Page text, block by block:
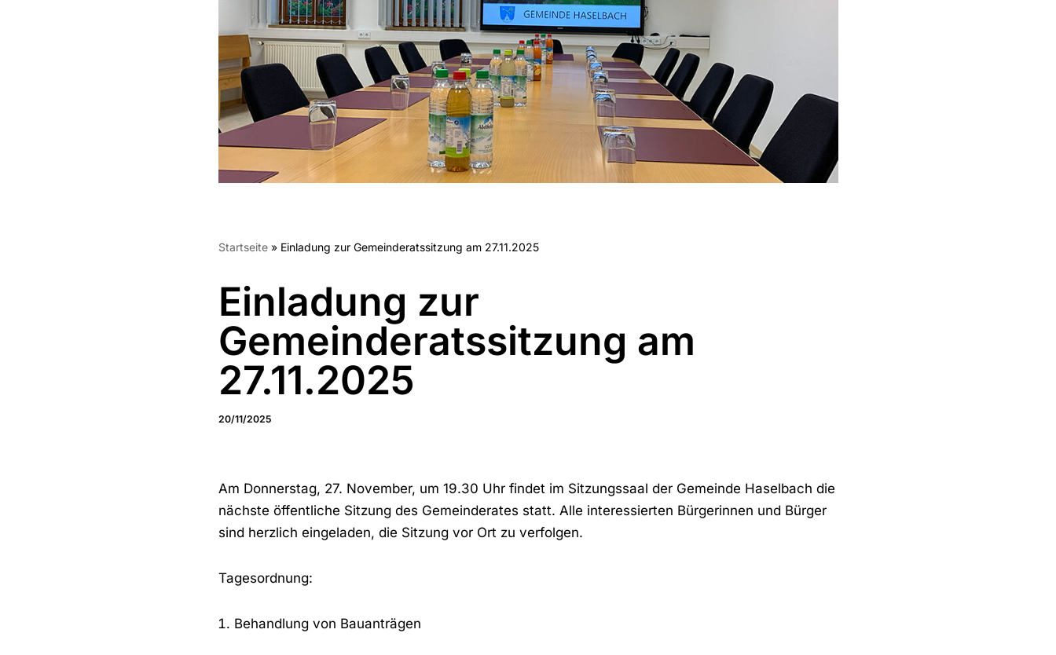
Startseite» Einladung zur Gemeinderatssitzung am 27.11.2025
Einladung zur
Gemeinderatssitzung am
27.11.2025
20/11/2025
Am Donnerstag, 27. November, um 19.30 Uhr findet im Sitzungssaal der Gemeinde Haselbach die
nächste öffentliche Sitzung des Gemeinderates statt. Alle interessierten Bürgerinnen und Bürger
sind herzlich eingeladen, die Sitzung vor Ort zu verfolgen.
Tagesordnung:
Behandlung von Bauanträgen